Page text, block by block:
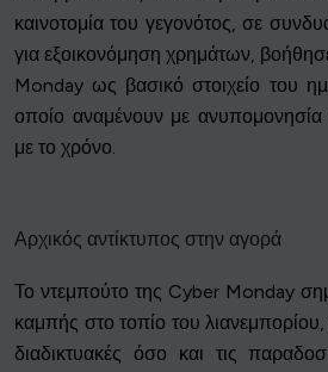
καινοτομία του γεγονότος, σε
για εξοικονόμηση χρημάτων,
Monday ως βασικό στοιχείο του
οποίο αναμένουν με ανυπομονησία
με το χρόνο.
Αρχικός αντίκτυπος στην αγορά
Το ντεμπούτο της Cyber Monday
καμπής στο τοπίο του
διαδικτυακές όσο και τις